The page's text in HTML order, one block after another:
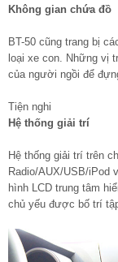
Không gian chứa đồ
BT-50 cũng trang bị
loại xe con. Những vị
của người ngồi để
Tiện nghi
Hệ thống giải trí
Hệ thống giải trí trên
Radio/AUX/USB/iPod
hình LCD trung tâm
chủ yếu được bố trí